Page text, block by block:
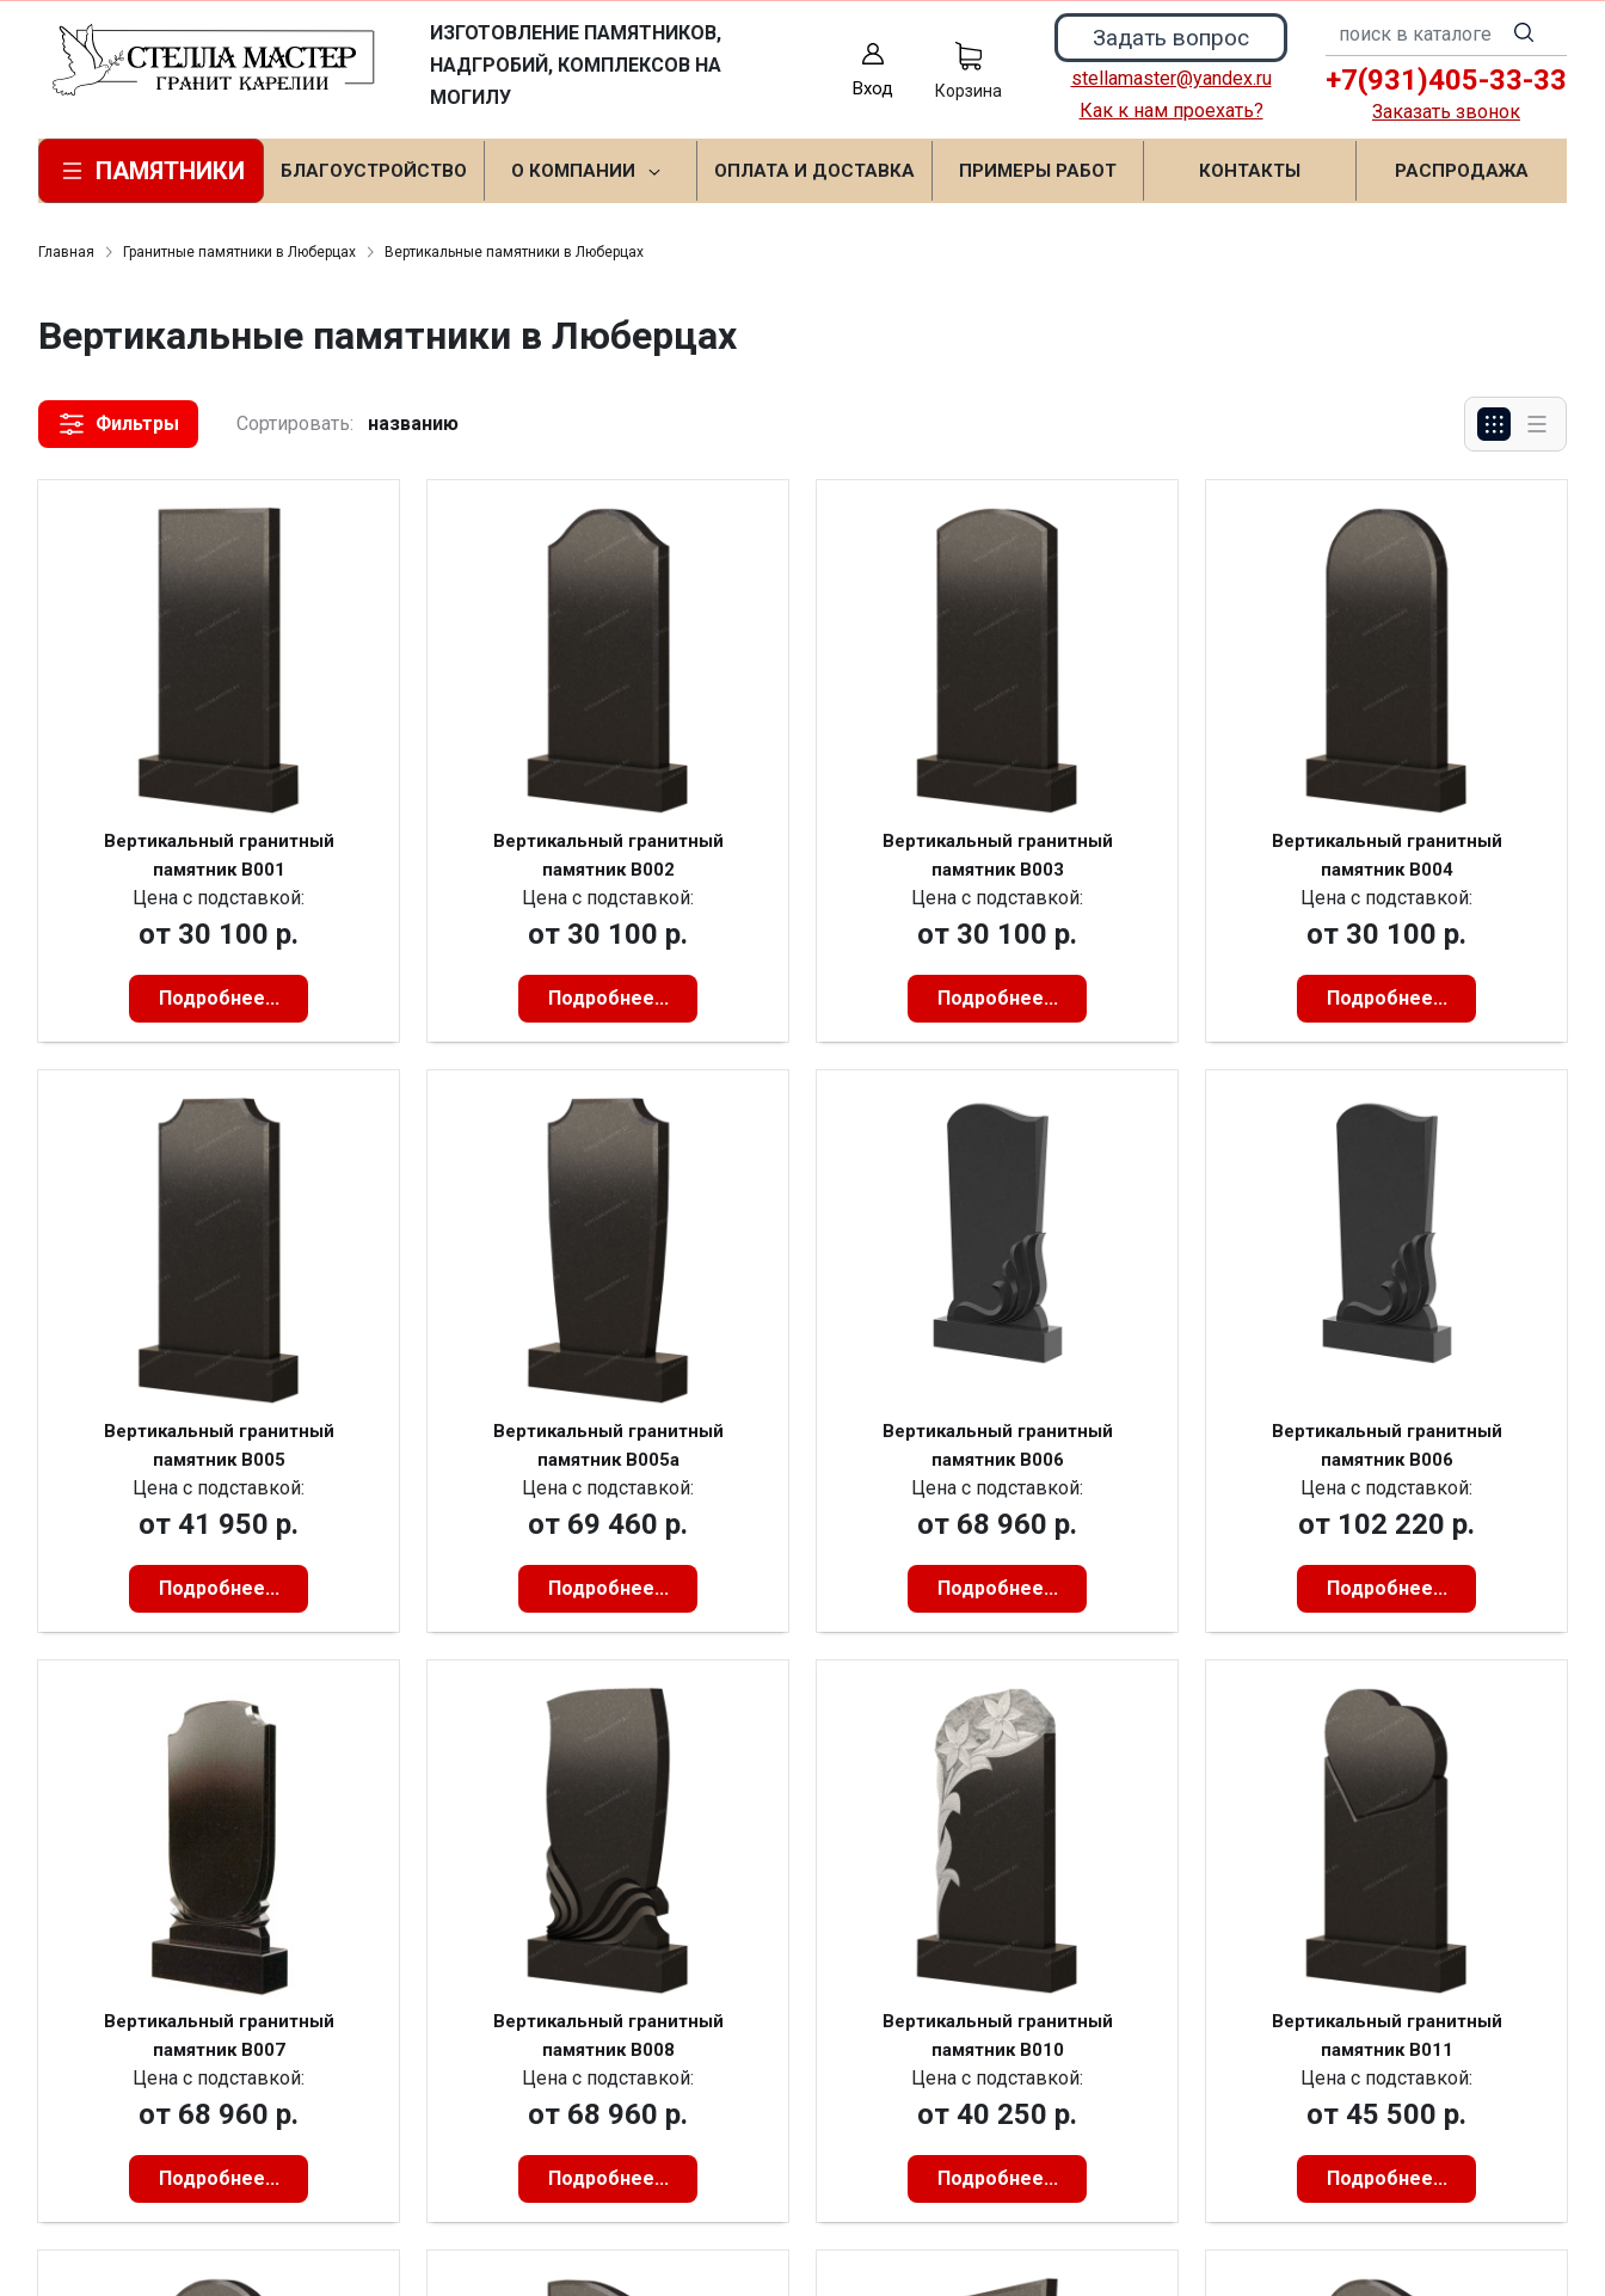
ИЗГОТОВЛЕНИЕ ПАМЯТНИКОВ,
НАДГРОБИЙ, КОМПЛЕКСОВ НА
МОГИЛУ
Вход Корзина
Задать вопрос
stellamaster@yandex.ru
Как к нам проехать?
+7(931)405-33-33
Заказать звонок
ПАМЯТНИКИ БЛАГОУСТРОЙСТВО О КОМПАНИИ ОПЛАТА И ДОСТАВКА ПРИМЕРЫ РАБОТ КОНТАКТЫ РАСПРОДАЖА
Главная Гранитные памятники в Люберцах Вертикальные памятники в Люберцах
Вертикальные памятники в Люберцах
Фильтры Сортировать: названию
Вертикальный гранитный
памятник В001
Цена с подставкой:
от 30 100 р.
Подробнее...
Вертикальный гранитный
памятник В002
Цена с подставкой:
от 30 100 р.
Подробнее...
Вертикальный гранитный
памятник В003
Цена с подставкой:
от 30 100 р.
Подробнее...
Вертикальный гранитный
памятник В004
Цена с подставкой:
от 30 100 р.
Подробнее...
Вертикальный гранитный
памятник В005
Цена с подставкой:
от 41 950 р.
Подробнее...
Вертикальный гранитный
памятник В005а
Цена с подставкой:
от 69 460 р.
Подробнее...
Вертикальный гранитный
памятник В006
Цена с подставкой:
от 68 960 р.
Подробнее...
Вертикальный гранитный
памятник В006
Цена с подставкой:
от 102 220 р.
Подробнее...
Вертикальный гранитный
памятник В007
Цена с подставкой:
от 68 960 р.
Подробнее...
Вертикальный гранитный
памятник В008
Цена с подставкой:
от 68 960 р.
Подробнее...
Вертикальный гранитный
памятник В010
Цена с подставкой:
от 40 250 р.
Подробнее...
Вертикальный гранитный
памятник В011
Цена с подставкой:
от 45 500 р.
Подробнее...